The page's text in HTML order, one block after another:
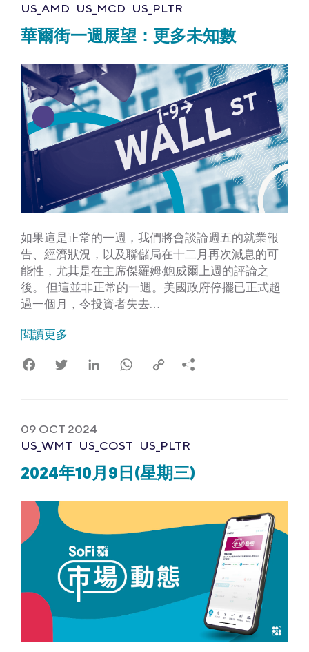
US_AMD US_MCD US_PLTR
華爾街一週展望：更多未知數
如果這是正常的一週，我們將會談論週五的就業報
告、經濟狀況，以及聯儲局在十二月再次減息的可
能性，尤其是在主席傑羅姆·鮑威爾上週的評論之
後。 但這並非正常的一週。美國政府停擺已正式超
過一個月，令投資者失去…
閱讀更多
FacebookTwitter LinkedIn WhatsApp
Copy
09 OCT 2024
US_WMT US_COST US_PLTR
2024年10月9日(星期三)